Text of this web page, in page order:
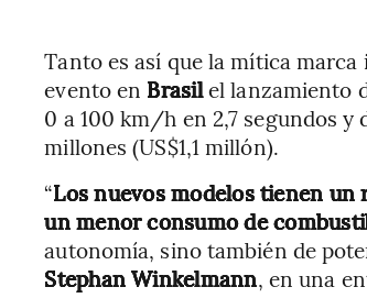
Tanto es así que la mítica
evento en Brasilel lanzamiento
0 a 100 km/h en 2,7 segundos y
millones (US$1,1 millón).
“Los nuevos modelos tienen
un menor consumo de
autonomía, sino también de
Stephan Winkelmann, en una